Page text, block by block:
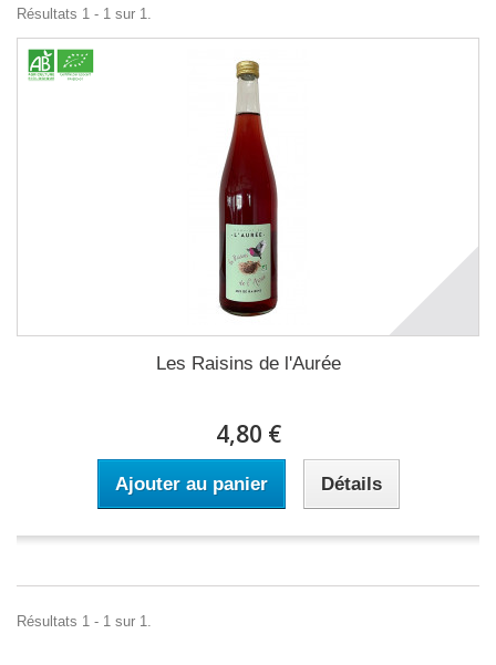
Résultats 1 - 1 sur 1.
Les Raisins de l'Aurée
4,80 €
Ajouter au panier Détails
Résultats 1 - 1 sur 1.